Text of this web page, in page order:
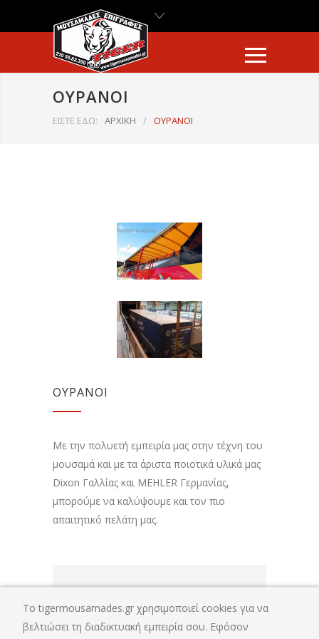
ΟΥΡΑΝΟΙ
ΕΙΣΤΕ ΕΔΩ: ΑΡΧΙΚΗ / ΟΥΡΑΝΟΙ
ΟΥΡΑΝΟΙ
Με την πολυετή εμπειρία μας στην τέχνη του
μουσαμά και με τα άριστα ποιοτικά υλικά μας
Dixon Γαλλίας και MEHLER Γερμανίας,
μπορούμε να καλύψουμε και τον πιο
απαιτητικό πελάτη μας.
ΕΠΙΚΟΙΝΩΝΗΣΤΕ ΜΑΖΙ ΜΑΣ
To tigermousamades.gr χρησιμοποιεί cookies για να
βελτιώσει τη διαδικτυακή εμπειρία σου. Εφόσον